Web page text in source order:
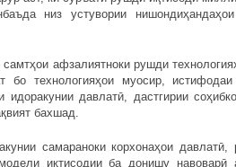
низ устувории нишондиҳандаҳои
афзалиятноки рушди
бо технологияҳои муосир,
идоракунии давлатӣ, дастгирии
бахшад.
самараноки корхонаҳои
иқтисодии ба донишу